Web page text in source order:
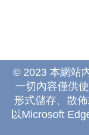
© 2023 本網站
一切內容僅供
形式儲存、散
以Microsoft